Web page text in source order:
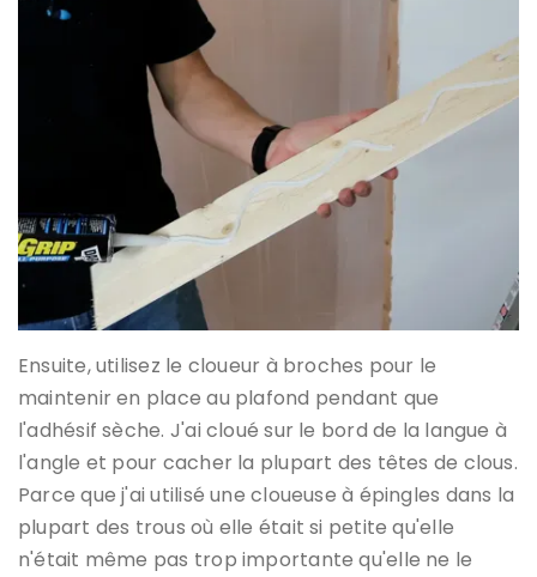
Ensuite, utilisez le cloueur à broches pour le
maintenir en place au plafond pendant que
l'adhésif sèche. J'ai cloué sur le bord de la langue à
l'angle et pour cacher la plupart des têtes de clous.
Parce que j'ai utilisé une cloueuse à épingles dans la
plupart des trous où elle était si petite qu'elle
n'était même pas trop importante qu'elle ne le